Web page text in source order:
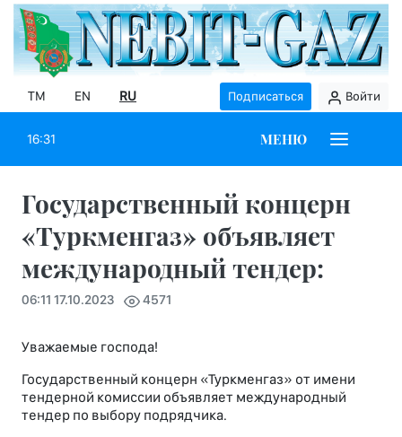
TM EN RU Подписаться Войти
16:31 МЕНЮ
Государственный концерн
«Туркменгаз» объявляет
международный тендер:
06:11 17.10.2023 4571
Уважаемые господа!
Государственный концерн «Туркменгаз» от имени
тендерной комиссии объявляет международный
тендер по выбору подрядчика.